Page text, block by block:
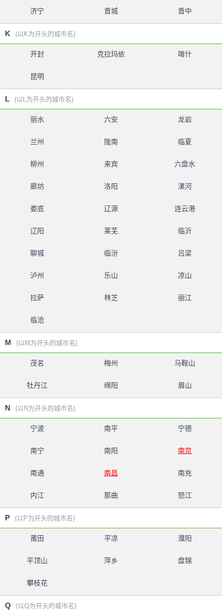
济宁 晋城 晋中
K (以K为开头的城市名)
开封 克拉玛依 喀什
昆明
L (以L为开头的城市名)
丽水 六安 龙岩
兰州 陇南 临夏
柳州 来宾 六盘水
廊坊 洛阳 漯河
娄底 辽源 连云港
辽阳 莱芜 临沂
聊城 临汾 吕梁
泸州 乐山 凉山
拉萨 林芝 丽江
临沧
M (以M为开头的城市名)
茂名 梅州 马鞍山
牡丹江 绵阳 眉山
N (以N为开头的城市名)
宁波 南平 宁德
南宁 南阳 南京
南通 南昌 南充
内江 那曲 怒江
P (以P为开头的城市名)
莆田 平凉 濮阳
平顶山 萍乡 盘锦
攀枝花
Q (以Q为开头的城市名)